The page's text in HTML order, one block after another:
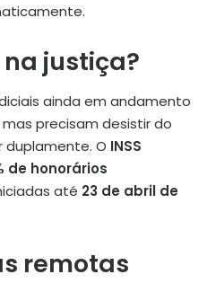
.
justiça?
ainda em andamento
precisam desistir do
duplamente. O INSS
de honorários
até 23 de abril de
remotas